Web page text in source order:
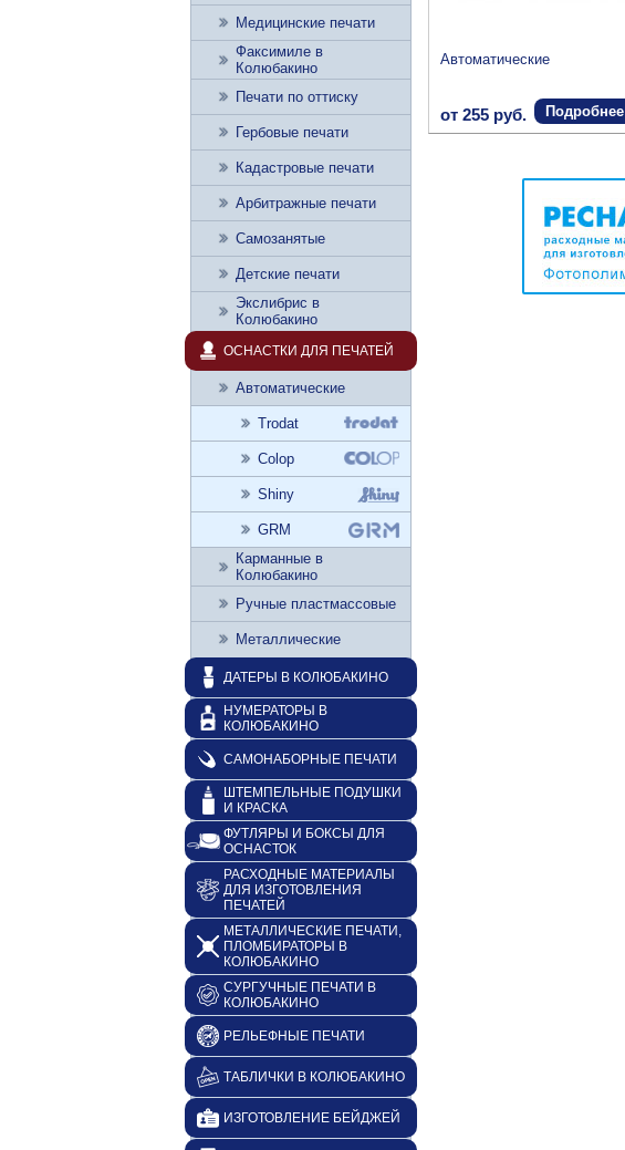
Автоматические
от 255 руб. Подробнее
Медицинские печати
Факсимиле в
Колюбакино
Печати по оттиску
Гербовые печати
Кадастровые печати
Арбитражные печати
Самозанятые
Детские печати
Экслибрис в
Колюбакино
ОСНАСТКИ ДЛЯ ПЕЧАТЕЙ
Автоматические
Trodat
Colop
Shiny
GRM
Карманные в
Колюбакино
Ручные пластмассовые
Металлические
ДАТЕРЫ В КОЛЮБАКИНО
НУМЕРАТОРЫ В
КОЛЮБАКИНО
САМОНАБОРНЫЕ ПЕЧАТИ
ШТЕМПЕЛЬНЫЕ ПОДУШКИ
И КРАСКА
ФУТЛЯРЫ И БОКСЫ ДЛЯ
ОСНАСТОК
РАСХОДНЫЕ МАТЕРИАЛЫ
ДЛЯ ИЗГОТОВЛЕНИЯ
ПЕЧАТЕЙ
МЕТАЛЛИЧЕСКИЕ ПЕЧАТИ,
ПЛОМБИРАТОРЫ В
КОЛЮБАКИНО
СУРГУЧНЫЕ ПЕЧАТИ В
КОЛЮБАКИНО
РЕЛЬЕФНЫЕ ПЕЧАТИ
ТАБЛИЧКИ В КОЛЮБАКИНО
ИЗГОТОВЛЕНИЕ БЕЙДЖЕЙ